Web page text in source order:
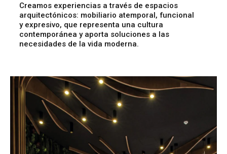
Creamos experiencias a través de espacios
arquitectónicos: mobiliario atemporal, funcional
y expresivo, que representa una cultura
contemporánea y aporta soluciones a las
necesidades de la vida moderna.